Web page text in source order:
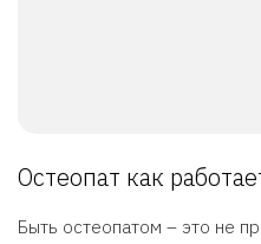
Остеопат как
Быть остеопатом – это не